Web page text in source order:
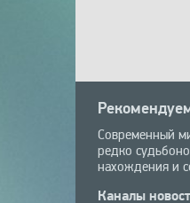
Современный
редко
нахождения и
Каналы